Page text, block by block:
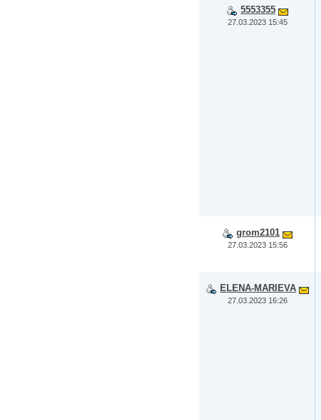
5553355
27.03.2023 15:45
grom2101
27.03.2023 15:56
ELENA-MARIEVA
27.03.2023 16:26